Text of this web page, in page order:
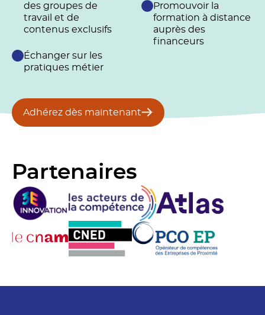
des groupes de
travail et de
contenus exclusifs
Échanger sur les
pratiques métier
Promouvoir la
formation à distance
auprès des
financeurs
Adhérez dès maintenant
Partenaires